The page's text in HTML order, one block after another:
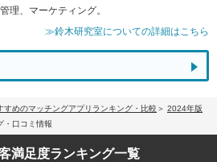
理、マーケティング。
≫鈴木研究室についての詳細はこちら
すめのマッチングアプリランキング・比較
2024年版
・口コミ情報
満足度ランキング一覧